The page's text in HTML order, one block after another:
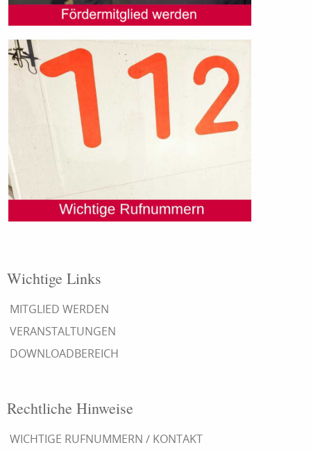
Wichtige Links
MITGLIED WERDEN
VERANSTALTUNGEN
DOWNLOADBEREICH
Rechtliche Hinweise
WICHTIGE RUFNUMMERN / KONTAKT